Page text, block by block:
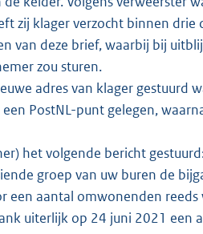
zij klager verzocht binnen drie
van deze brief, waarbij bij
zou sturen.
adres van klager gestuurd
PostNL-punt gelegen,
het volgende bericht
groep van uw buren de
een aantal omwonenden
uiterlijk op 24 juni 2021 een